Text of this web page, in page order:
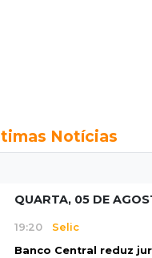
Notícias
QUARTA, 05 DE
19:20 Selic
Banco Central reduz